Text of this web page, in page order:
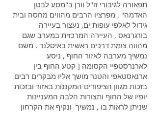
תפאורה לגיבורי זו"ל וורן ב"מסע לבטן
האדמה" , מפרציו הרבים מהווים מחסה ובית
גידול לאלפי עופות ים, נעצור בעיירה
בורגרנאס , העיירה המרכזית במערב שגם
מהווה צומת דרכים ראשית באיסלנד . משם
נמשיך מערבה לאזור החוף , ניסע
לארנרסטפיי הקסומה [ קטע החוף בין
ארנאסטאפי והטנר מושך אליו מבקרים רבים
בזכות מגוון הציפורים המקננות באזור ובזכות
יופיו של החוף ותצורות הלבה המעניינות
שניתן לראות בו , נמשיך ונקיף את הקרחון